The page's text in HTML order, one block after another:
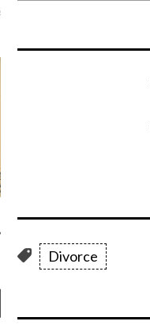
je ne parle presque que
Divorce